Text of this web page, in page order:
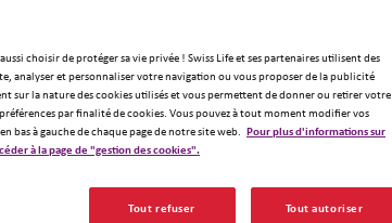
choisir de protéger sa vie privée ! Swiss Life et ses partenaires utilisent des
analyser et personnaliser votre navigation ou vous proposer de la publicité
sur la nature des cookies utilisés et vous permettent de donner ou retirer votre
par finalité de cookies. Vous pouvez à tout moment modifier vos
bas à gauche de chaque page de notre site web. Pour plus d'informations sur
à la page de "gestion des cookies".
Tout refuser Tout autoriser